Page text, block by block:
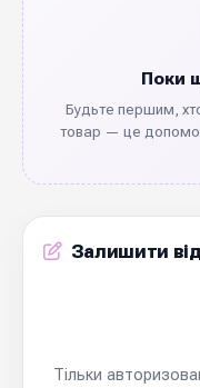
Поки
Будьте першим,
товар — це
Залишити
Тільки